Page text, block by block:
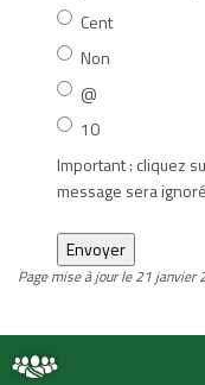
Cent
Non
@
10
Important : cliquez
message sera
Page mise à jour le 21 janvier